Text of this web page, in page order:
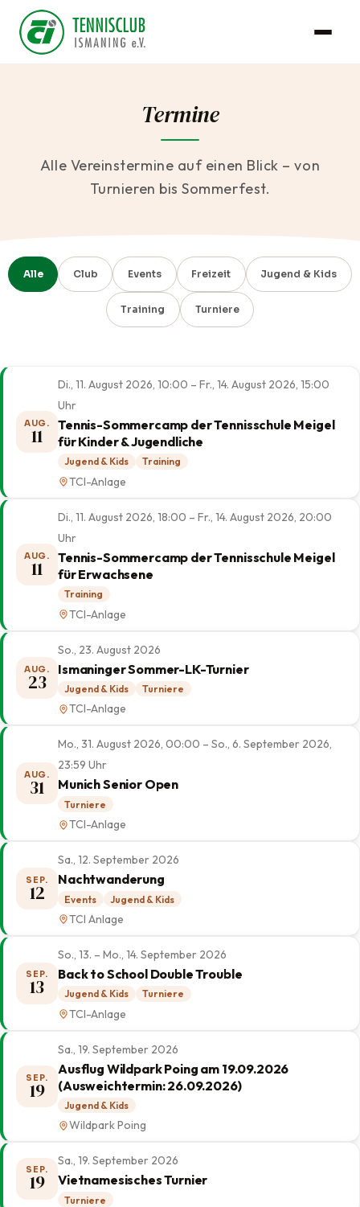
Termine
Alle Vereinstermine auf einen Blick – von
Turnieren bis Sommerfest.
Alle Club Events Freizeit Jugend & Kids
Training Turniere
AUG.
11
Di., 11. August 2026, 10:00 – Fr., 14. August 2026, 15:00
Uhr
Tennis-Sommercamp der Tennisschule Meigel
für Kinder & Jugendliche
Jugend & Kids Training
TCI-Anlage
AUG.
11
Di., 11. August 2026, 18:00 – Fr., 14. August 2026, 20:00
Uhr
Tennis-Sommercamp der Tennisschule Meigel
für Erwachsene
Training
TCI-Anlage
AUG.
23
So., 23. August 2026
Ismaninger Sommer-LK-Turnier
Jugend & Kids Turniere
TCI-Anlage
AUG.
31
Mo., 31. August 2026, 00:00 – So., 6. September 2026,
23:59 Uhr
Munich Senior Open
Turniere
TCI-Anlage
SEP.
12
Sa., 12. September 2026
Nachtwanderung
Events Jugend & Kids
TCI Anlage
SEP.
13
So., 13. – Mo., 14. September 2026
Back to School Double Trouble
Jugend & Kids Turniere
TCI-Anlage
SEP.
19
Sa., 19. September 2026
Ausflug Wildpark Poing am 19.09.2026
(Ausweichtermin: 26.09.2026)
Jugend & Kids
Wildpark Poing
SEP.
19
Sa., 19. September 2026
Vietnamesisches Turnier
Turniere